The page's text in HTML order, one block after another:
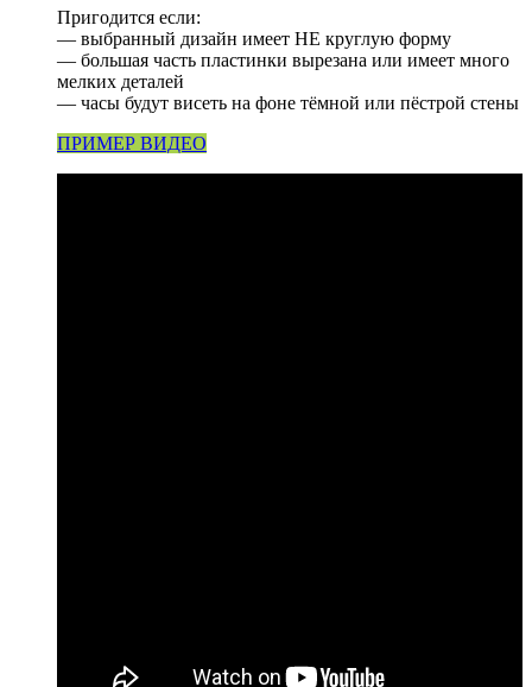
Пригодится если:
— выбранный дизайн имеет НЕ круглую форму
— большая часть пластинки вырезана или имеет много
мелких деталей
— часы будут висеть на фоне тёмной или пёстрой стены
ПРИМЕР ВИДЕО